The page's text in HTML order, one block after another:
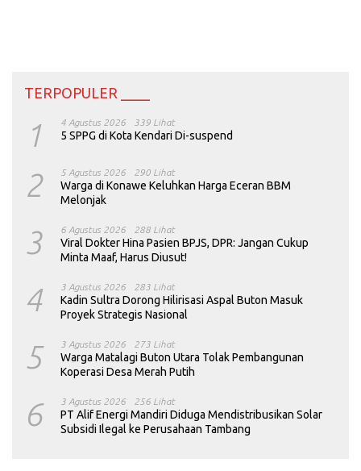
TERPOPULER ____
1 4 Agustus 2026 339 Lihat
5 SPPG di Kota Kendari Di-suspend
2 5 Agustus 2026 290 Lihat
Warga di Konawe Keluhkan Harga Eceran BBM
Melonjak
3 6 Agustus 2026 288 Lihat
Viral Dokter Hina Pasien BPJS, DPR: Jangan Cukup
Minta Maaf, Harus Diusut!
4 3 Agustus 2026 283 Lihat
Kadin Sultra Dorong Hilirisasi Aspal Buton Masuk
Proyek Strategis Nasional
5 3 Agustus 2026 273 Lihat
Warga Matalagi Buton Utara Tolak Pembangunan
Koperasi Desa Merah Putih
6 3 Agustus 2026 256 Lihat
PT Alif Energi Mandiri Diduga Mendistribusikan Solar
Subsidi Ilegal ke Perusahaan Tambang